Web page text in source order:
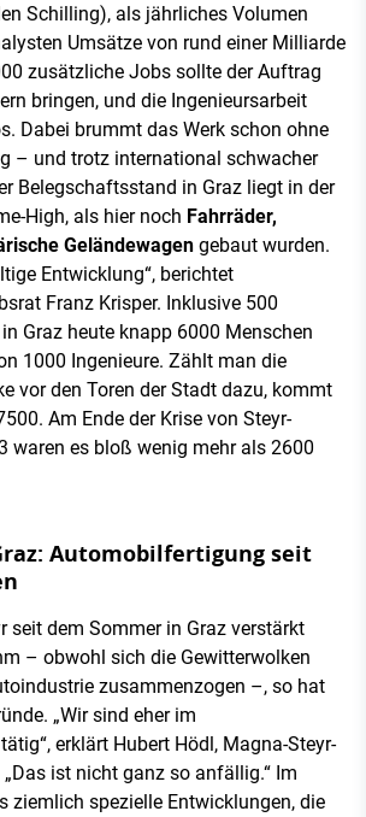
Schilling), als jährliches Volumen
Umsätze von rund einer Milliarde
zusätzliche Jobs sollte der Auftrag
bringen, und die Ingenieursarbeit
Dabei brummt das Werk schon ohne
– und trotz international schwacher
Belegschaftsstand in Graz liegt in der
High, als hier noch Fahrräder,
Geländewagen gebaut wurden.
Entwicklung“, berichtet
Franz Krisper. Inklusive 500
Graz heute knapp 6000 Menschen
1000 Ingenieure. Zählt man die
vor den Toren der Stadt dazu, kommt
Am Ende der Krise von Steyr-
waren es bloß wenig mehr als 2600
Automobilfertigung seit
seit dem Sommer in Graz verstärkt
– obwohl sich die Gewitterwolken
zusammenzogen –, so hat
„Wir sind eher im
erklärt Hubert Hödl, Magna-Steyr-
ist nicht ganz so anfällig.“ Im
ziemlich spezielle Entwicklungen, die